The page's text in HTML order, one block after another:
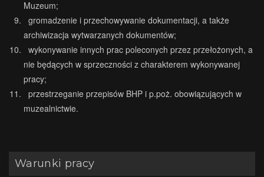
Muzeum;
gromadzenie i przechowywanie dokumentacji, a także
archiwizacja wytwarzanych dokumentów;
wykonywanie innych prac poleconych przez przełożonych, a
nie będących w sprzeczności z charakterem wykonywanej
pracy;
przestrzeganie przepisów BHP i p.poż. obowiązujących w
muzealnictwie.
Warunki pracy